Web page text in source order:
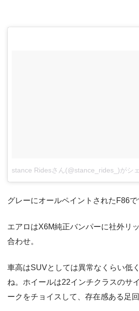
stance Ridesさん(@stance_rides_)がシ
グレーにオールペイントされたF86で
エアロはX6M純正バンパーに社外リ
合わせ。
車高はSUVとしては異常なくらい低
ね。ホイールは22インチクラスのサ
ークをチョイスして、存在感ある足